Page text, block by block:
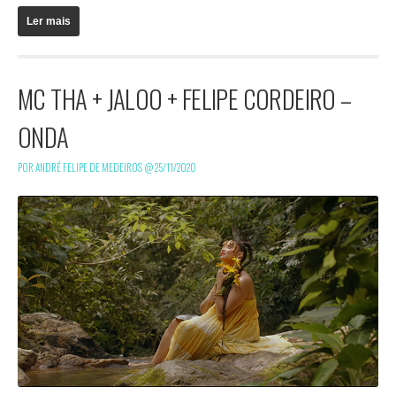
Ler mais
MC THA + JALOO + FELIPE CORDEIRO –
ONDA
POR ANDRÉ FELIPE DE MEDEIROS @25/11/2020